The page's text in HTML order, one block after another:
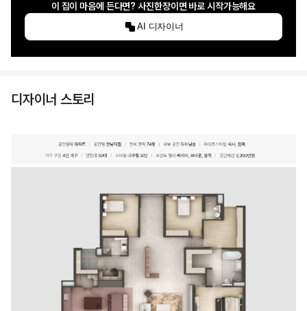
이 집이 마음에 든다면? 사진한장이면 바로 시작가능해요
AI 디자이너
디자이너 스토리